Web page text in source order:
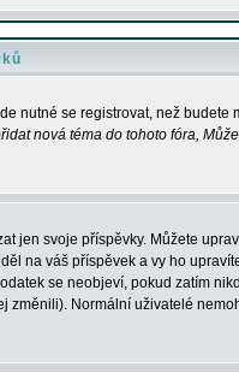
nutné se registrovat, než budete
nová téma do tohoto fóra,
jen svoje příspěvky. Můžete
na váš příspěvek a vy ho
se neobjeví, pokud zatím
Normální uživatelé